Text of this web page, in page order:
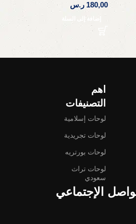
180,00 ر.س
إضافة إلى السلة
اهم
التصنيفات
لوحات إسلامية
لوحات تجريدية
لوحات بورتريه
لوحات تراث
سعودي
الإجتماعي